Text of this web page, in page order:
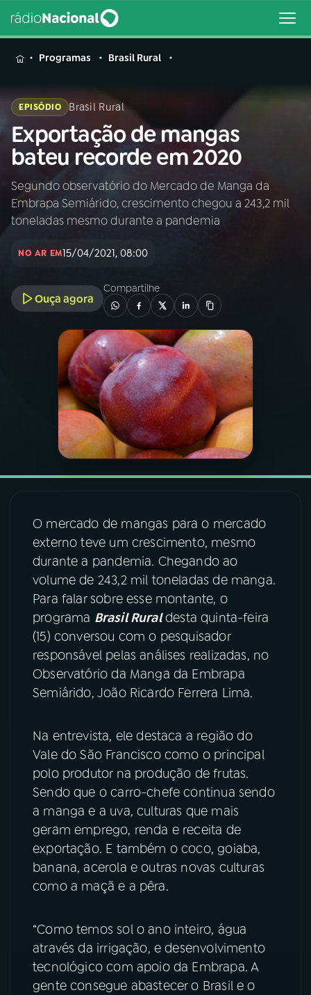
MENU
Buscar
na
Rádio
Nacional
Buscar
AO VIVO
01INÍCIO
02A RÁDIO
PROGRAMAÇÃO
PROGRAMAS
PODCASTS
07 ÚLTIMAS
08 FESTIVAL DE MÚSICA
ACOMPANHE A RÁDIO NACIONAL
YouTube Facebook
Instagram
Programas Brasil Rural
EPISÓDIO Brasil Rural
Exportação de mangas
bateu recorde em 2020
Segundo observatório do Mercado de Manga da
Embrapa Semiárido, crescimento chegou a 243,2 mil
toneladas mesmo durante a pandemia
NO AR EM15/04/2021, 08:00
Ouça agora
Compartilhe
O mercado de mangas para o mercado
externo teve um crescimento, mesmo
durante a pandemia. Chegando ao
volume de 243,2 mil toneladas de manga.
Para falar sobre esse montante, o
programa Brasil Ruraldesta quinta-feira
(15) conversou com o pesquisador
responsável pelas análises realizadas, no
Observatório da Manga da Embrapa
Semiárido, João Ricardo Ferrera Lima.
Na entrevista, ele destaca a região do
Vale do São Francisco como o principal
polo produtor na produção de frutas.
Sendo que o carro-chefe continua sendo
a manga e a uva, culturas que mais
geram emprego, renda e receita de
exportação. E também o coco, goiaba,
banana, acerola e outras novas culturas
como a maçã e a pêra.
“Como temos sol o ano inteiro, água
através da irrigação, e desenvolvimento
tecnológico com apoio da Embrapa. A
gente consegue abastecer o Brasil e o